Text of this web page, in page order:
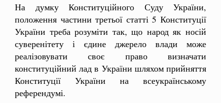
На думку Конституційного Суду України,
положення частини третьої статті 5 Конституції
України треба розуміти так, що народ як носій
суверенітету і єдине джерело влади може
реалізовувати своє право визначати
конституційний лад в України шляхом прийняття
Конституції України на всеукраїнському
референдумі.